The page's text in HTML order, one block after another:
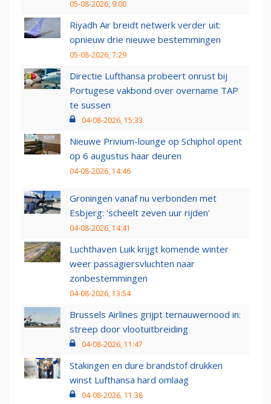
05-08-2026, 9:00
Riyadh Air breidt netwerk verder uit:
opnieuw drie nieuwe bestemmingen
05-08-2026, 7:29
Directie Lufthansa probeert onrust bij
Portugese vakbond over overname TAP
te sussen
04-08-2026, 15:33
Nieuwe Privium-lounge op Schiphol opent
op 6 augustus haar deuren
04-08-2026, 14:46
Groningen vanaf nu verbonden met
Esbjerg: 'scheelt zeven uur rijden'
04-08-2026, 14:41
Luchthaven Luik krijgt komende winter
weer passagiersvluchten naar
zonbestemmingen
04-08-2026, 13:54
Brussels Airlines grijpt ternauwernood in:
streep door vlootuitbreiding
04-08-2026, 11:47
Stakingen en dure brandstof drukken
winst Lufthansa hard omlaag
04-08-2026, 11:38